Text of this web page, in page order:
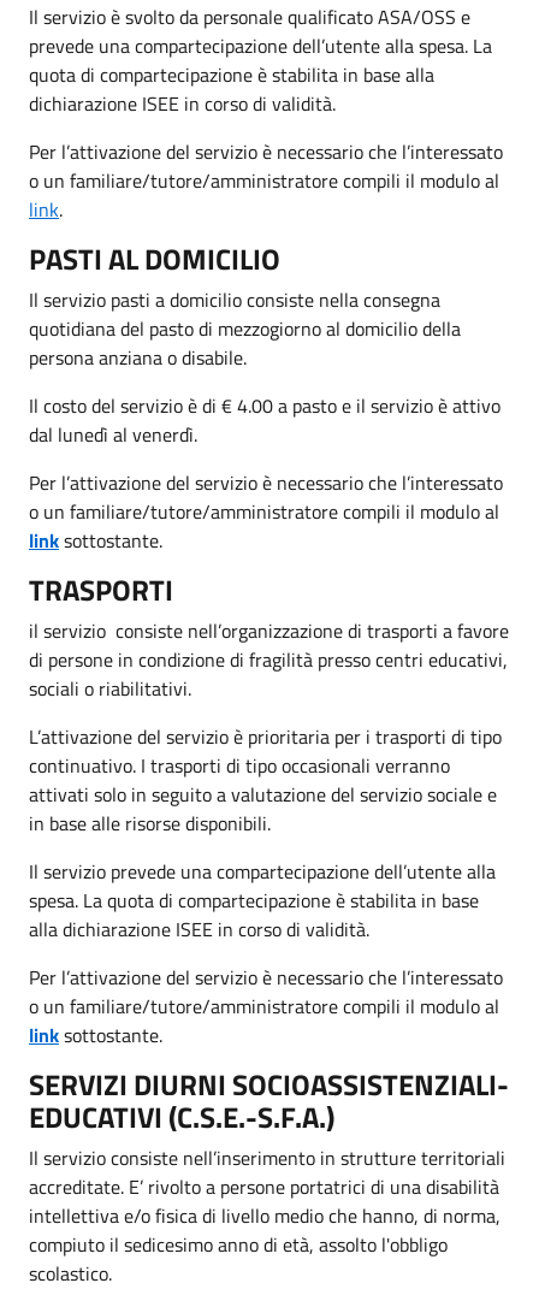
Il servizio è svolto da personale qualificato ASA/OSS e
prevede una compartecipazione dell’utente alla spesa. La
quota di compartecipazione è stabilita in base alla
dichiarazione ISEE in corso di validità.
Per l’attivazione del servizio è necessario che l’interessato
o un familiare/tutore/amministratore compili il modulo al
link.
PASTI AL DOMICILIO
Il servizio pasti a domicilio consiste nella consegna
quotidiana del pasto di mezzogiorno al domicilio della
persona anziana o disabile.
Il costo del servizio è di € 4.00 a pasto e il servizio è attivo
dal lunedì al venerdì.
Per l’attivazione del servizio è necessario che l’interessato
o un familiare/tutore/amministratore compili il modulo al
linksottostante.
TRASPORTI
il servizio consiste nell’organizzazione di trasporti a favore
di persone in condizione di fragilità presso centri educativi,
sociali o riabilitativi.
L’attivazione del servizio è prioritaria per i trasporti di tipo
continuativo. I trasporti di tipo occasionali verranno
attivati solo in seguito a valutazione del servizio sociale e
in base alle risorse disponibili.
Il servizio prevede una compartecipazione dell’utente alla
spesa. La quota di compartecipazione è stabilita in base
alla dichiarazione ISEE in corso di validità.
Per l’attivazione del servizio è necessario che l’interessato
o un familiare/tutore/amministratore compili il modulo al
linksottostante.
SERVIZI DIURNI SOCIOASSISTENZIALI-
EDUCATIVI (C.S.E.-S.F.A.)
Il servizio consiste nell’inserimento in strutture territoriali
accreditate. E’ rivolto a persone portatrici di una disabilità
intellettiva e/o fisica di livello medio che hanno, di norma,
compiuto il sedicesimo anno di età, assolto l'obbligo
scolastico.